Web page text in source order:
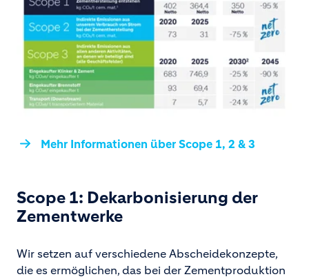
Mehr Informationen über Scope 1, 2 & 3
Scope 1: Dekarbonisierung der
Zementwerke
Wir setzen auf verschiedene Abscheidekonzepte,
die es ermöglichen, das bei der Zementproduktion